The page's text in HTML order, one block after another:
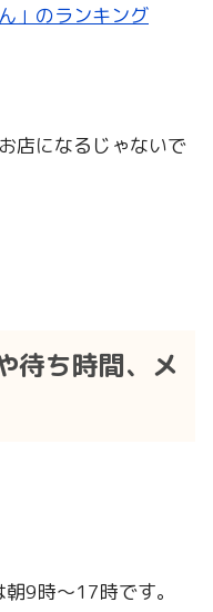
」のランキング
店になるじゃないで
待ち時間、メ
9時〜17時です。